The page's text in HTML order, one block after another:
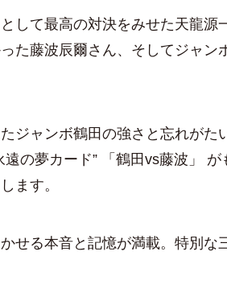
として最高の対決をみせた天龍
た藤波辰爾さん、そしてジャ
ジャンボ鶴田の強さと忘れが
遠の夢カード” 「鶴田vs藤波」
ます。
せる本音と記憶が満載。特別